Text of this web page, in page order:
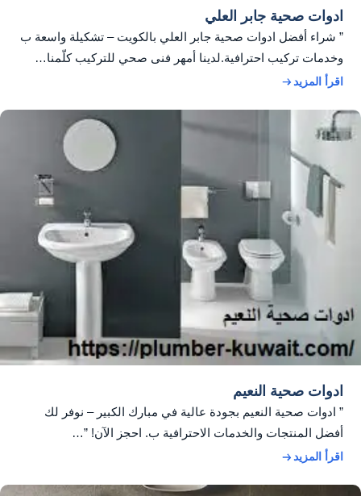
ادوات صحية جابر العلي
” شراء أفضل ادوات صحية جابر العلي بالكويت – تشكيلة واسعة ب
وخدمات تركيب احترافية.لدينا أمهر فنى صحي للتركيب كلّمنا…
اقرأ المزيد
ادوات صحية النعيم
” ادوات صحية النعيم بجودة عالية في مبارك الكبير – نوفر لك
أفضل المنتجات والخدمات الاحترافية ب. احجز الآن! ”…
اقرأ المزيد